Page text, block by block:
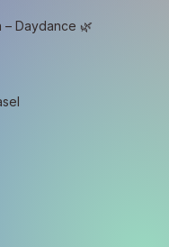
– Daydance 🌿